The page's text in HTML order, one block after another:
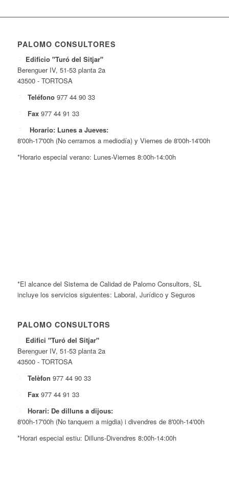
PALOMO CONSULTORES
Edificio "Turó del Sitjar"
Berenguer IV, 51-53 planta 2a
43500 - TORTOSA
Teléfono 977 44 90 33
Fax 977 44 91 33
Horario: Lunes a Jueves:
8'00h-17'00h (No cerramos a mediodía) y Viernes de 8'00h-14'00h
*Horario especial verano: Lunes-Viernes 8:00h-14:00h
*El alcance del Sistema de Calidad de Palomo Consultors, SL
incluye los servicios siguientes: Laboral, Jurídico y Seguros
PALOMO CONSULTORS
Edifici "Turó del Sitjar"
Berenguer IV, 51-53 planta 2a
43500 - TORTOSA
Telèfon 977 44 90 33
Fax 977 44 91 33
Horari: De dilluns a dijous:
8'00h-17'00h (No tanquem a migdia) i divendres de 8'00h-14'00h
*Horari especial estiu: Dilluns-Divendres 8:00h-14:00h